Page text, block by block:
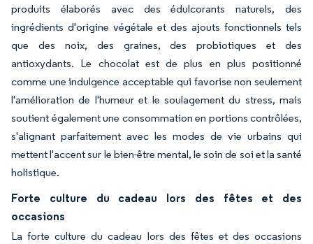
produits élaborés avec des édulcorants naturels, des
ingrédients d'origine végétale et des ajouts fonctionnels tels
que des noix, des graines, des probiotiques et des
antioxydants. Le chocolat est de plus en plus positionné
comme une indulgence acceptable qui favorise non seulement
l'amélioration de l'humeur et le soulagement du stress, mais
soutient également une consommation en portions contrôlées,
s'alignant parfaitement avec les modes de vie urbains qui
mettent l'accent sur le bien-être mental, le soin de soi et la santé
holistique.
Forte culture du cadeau lors des fêtes et des
occasions
La forte culture du cadeau lors des fêtes et des occasions